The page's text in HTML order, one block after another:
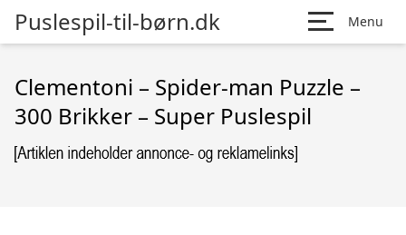
Puslespil-til-børn.dk Menu
Clementoni – Spider-man Puzzle –
300 Brikker – Super Puslespil